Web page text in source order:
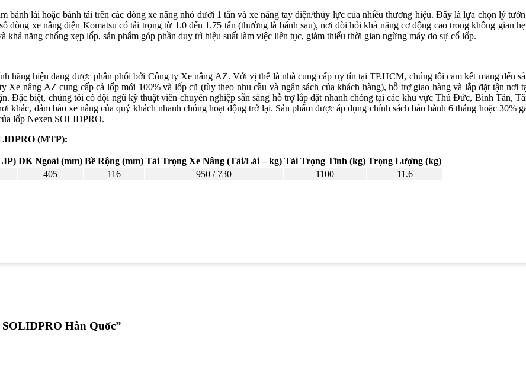
lái hoặc bánh tải trên các dòng xe nâng nhỏ dưới 1 tấn và xe nâng tay điện/thủy lực của nhiều thương hiệu. Đây là lựa chọn lý
dòng xe nâng điện Komatsu có tải trọng từ 1.0 đến 1.75 tấn (thường là bánh sau), nơi đòi hỏi khả năng cơ động cao trong không gian
năng chống xẹp lốp, sản phẩm góp phần duy trì hiệu suất làm việc liên tục, giảm thiểu thời gian ngừng máy do sự cố lốp.
hãng hiện đang được phân phối bởi Công ty Xe nâng AZ. Với vị thế là nhà cung cấp uy tín tại TP.HCM, chúng tôi cam kết mang đến
nâng AZ cung cấp cả lốp mới 100% và lốp cũ (tùy theo nhu cầu và ngân sách của khách hàng), hỗ trợ giao hàng và lắp đặt tận nơi
Đặc biệt, chúng tôi có đội ngũ kỹ thuật viên chuyên nghiệp sẵn sàng hỗ trợ lắp đặt nhanh chóng tại các khu vực Thủ Đức, Bình Tân,
đảm bảo xe nâng của quý khách nhanh chóng hoạt động trở lại. Sản phẩm được áp dụng chính sách bảo hành 6 tháng hoặc 30%
lốp Nexen SOLIDPRO.
(MTP):
ĐK Ngoài (mm) Bề Rộng (mm) Tải Trọng Xe Nâng (Tải/Lái – kg) Tải Trọng Tĩnh (kg) Trọng Lượng (kg)
405 116 950 / 730 1100
11.6
Hàn Quốc”